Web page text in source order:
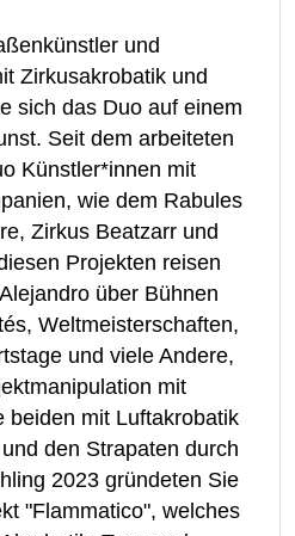
und
Zirkusakrobatik und
sich das Duo auf einem
Seit dem arbeiteten
Künstler*innen mit
wie dem Rabules
Zirkus Beatzarr und
Projekten reisen
über Bühnen
Weltmeisterschaften,
und viele Andere,
mit
beiden mit Luftakrobatik
den Strapaten durch
2023 gründeten Sie
"Flammatico", welches